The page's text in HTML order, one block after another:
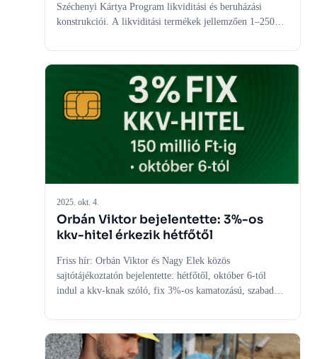
Széchenyi Kártya Program likviditási és beruházási
konstrukciói. A likviditási termékek jellemzően 1–250
körüli összegekre adnak forrást. A Garantiqa-kezesség és
a tulajdonosi magánkezesség jellemző, a teljes költség a
díjaktól és a fedezetektől függ. A 3% a piaci
alternatívákhoz képest érdemi törlesztő- és
kockázatcsökkenést biztosít.
2025. okt. 4.
Orbán Viktor bejelentette: 3%-os
kkv-hitel érkezik hétfőtől
Friss hír: Orbán Viktor és Nagy Elek közös
sajtótájékoztatón bejelentette: hétfőtől, október 6-tól
indul a kkv-knak szóló, fix 3%-os kamatozású, szabad
összegig, a Széchenyi Kártya rendszerén keresztül. A cél
a gyors, alacsony bürokráciájú forrásbiztosítás a
vállalkozásoknak.